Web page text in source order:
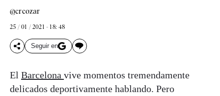
@crcozar
25 / 01 / 2021 - 18: 48
Seguir en
El Barcelona vive momentos tremendamente
delicados deportivamente hablando. Pero